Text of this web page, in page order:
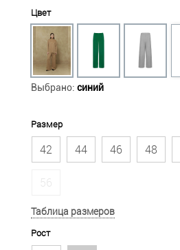
Цвет
Выбрано: синий
Размер
42 44 46 48
56
Таблица размеров
Рост